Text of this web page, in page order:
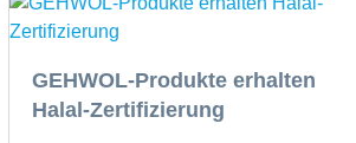
GEHWOL-Produkte erhalten
Halal-Zertifizierung